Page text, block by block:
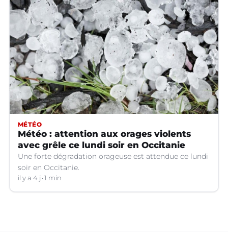
MÉTÉO
Météo : attention aux orages violents
avec grêle ce lundi soir en Occitanie
Une forte dégradation orageuse est attendue ce lundi
soir en Occitanie.
il y a 4 j 1 min